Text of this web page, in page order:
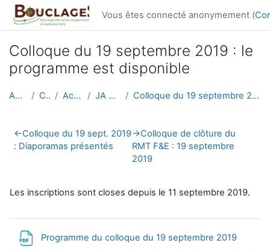
Passer au contenu principal
Vous êtes connecté anonymement (
Colloque du 19 septembre 2019 : le
programme est disponible
Accueil Cours Actualités JA RMT F&E Colloque du 19 septembre 2019 : le programme est d...
Résumé de section
←Colloque du 19 sept. 2019
: Diaporamas présentés
→Colloque de clôture du
RMT F&E : 19 septembre
2019
Les inscriptions sont closes depuis le 11 septembre 2019.
Programme du colloque du 19 septembre 2019